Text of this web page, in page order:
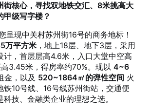
街核心，寻找双地铁交汇、8米挑高大
甲级写字楼？
呈现中关村苏州街16号的商务地标！
万平方米 ，地上18层、地下3层，采用
计，首层层高4.6米，入口大堂中空高
高3.45米，得房率约70%。现以4~6
金，以及 520~1864㎡的弹性空间 火
铁10号线、16号线苏州街站，交通便
技、金融类企业的理想之选。